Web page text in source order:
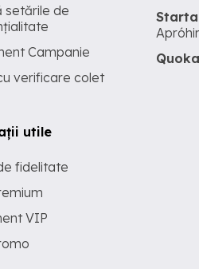
setările de
Campanie
verificare colet
utile
fidelitate
VIP